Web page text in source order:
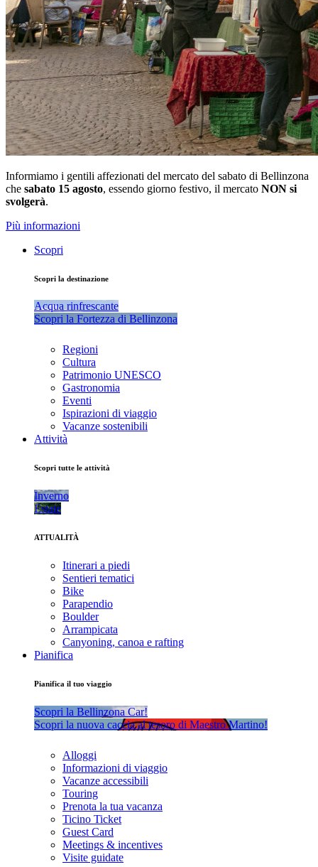
Informiamo i gentili affezionati del mercato del sabato di Bellinzona
che sabato 15 agosto, essendo giorno festivo, il mercato NON si
svolgerà.
Più informazioni
Scopri
Scopri la destinazione
Acqua rinfrescante
Scopri la Fortezza di Bellinzona
Regioni
Cultura
Patrimonio UNESCO
Gastronomia
Eventi
Ispirazioni di viaggio
Vacanze sostenibili
Attività
Scopri tutte le attività
Inverno
Estate
ATTUALITÀ
Itinerari a piedi
Sentieri tematici
Bike
Parapendio
Boulder
Arrampicata
Canyoning, canoa e rafting
Pianifica
Pianifica il tuo viaggio
Scopri la Bellinzona Car!
Scopri la nuova caccia al tesoro di Maestro Martino!
Alloggi
Informazioni di viaggio
Vacanze accessibili
Touring
Prenota la tua vacanza
Ticino Ticket
Guest Card
Meetings & incentives
Visite guidate